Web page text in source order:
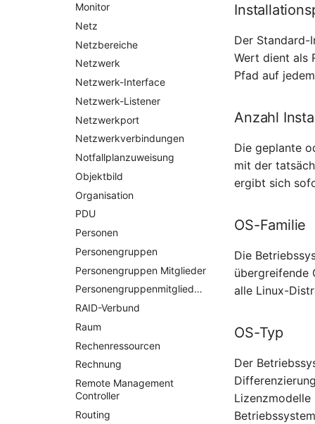
Monitor
Netz
Netzbereiche
Netzwerk
Netzwerk-Interface
Netzwerk-Listener
Netzwerkport
Netzwerkverbindungen
Notfallplanzuweisung
Objektbild
Organisation
PDU
Personen
Personengruppen
Personengruppen Mitglieder
Personengruppenmitgliedschaft
RAID-Verbund
Raum
Rechenressourcen
Rechnung
Remote Management
Controller
Routing
Der Standard-
Wert dient als
Pfad auf
Anzahl
Die geplante
mit der
ergibt sich
OS-Familie
Die
übergreifende
alle Linux-
OS-Typ
Der